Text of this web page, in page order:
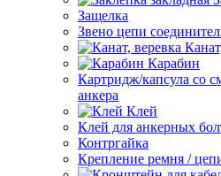
Защелка
Звено цепи
Карабин
Картридж/капсула со
анкера
Клей
Клей для анкерных
Контргайка
Крепление ремня /